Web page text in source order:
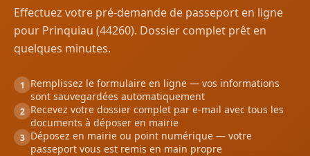
Effectuez votre pré-demande de passeport en ligne
pour Prinquiau (44260). Dossier complet prêt en
quelques minutes.
1
Remplissez le formulaire en ligne — vos informations
sont sauvegardées automatiquement
2 Recevez votre dossier complet par e-mail avec tous les
documents à déposer en mairie
3 Déposez en mairie ou point numérique — votre
passeport vous est remis en main propre